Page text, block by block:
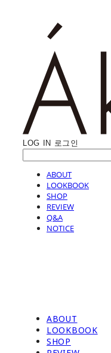
LOG IN 로그인
ABOUT
LOOKBOOK
SHOP
REVIEW
Q&A
NOTICE
ABOUT
LOOKBOOK
SHOP